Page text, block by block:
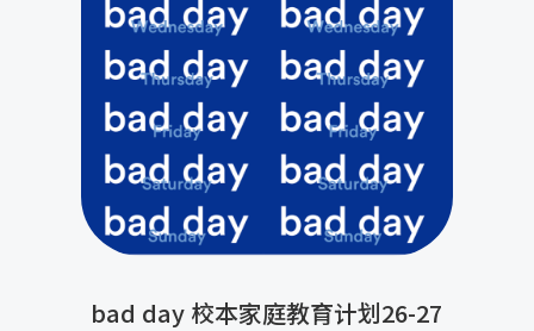
bad day 校本家庭教育计划26-27